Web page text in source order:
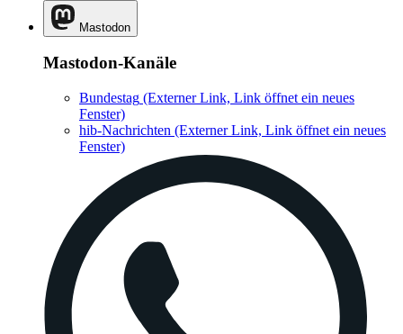
Mastodon
Mastodon-Kanäle
Bundestag (Externer Link, Link öffnet ein neues
Fenster)
hib-Nachrichten (Externer Link, Link öffnet ein neues
Fenster)